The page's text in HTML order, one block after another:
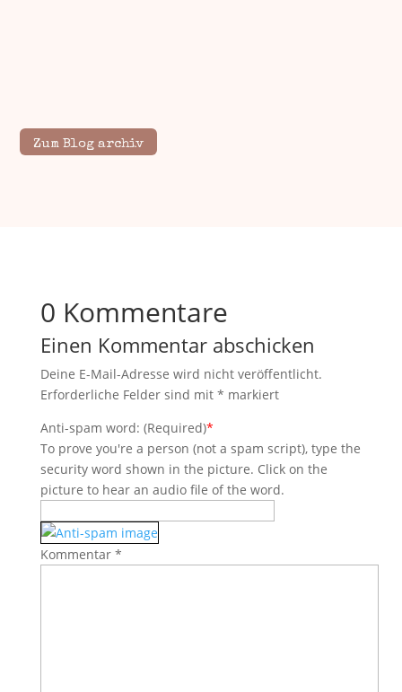
Zum Blog archiv
0 Kommentare
Einen Kommentar abschicken
Deine E-Mail-Adresse wird nicht veröffentlicht.
Erforderliche Felder sind mit * markiert
Anti-spam word: (Required)*
To prove you're a person (not a spam script), type the
security word shown in the picture. Click on the
picture to hear an audio file of the word.
Kommentar *